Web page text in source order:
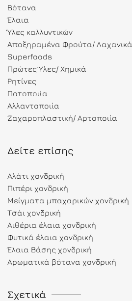
Βότανα
Έλαια
Ύλες καλλυντικών
Αποξηραμένα Φρούτα/ Λαχανικά
Superfoods
Πρώτες Ύλες/ Χημικά
Ρητίνες
Ποτοποιία
Αλλαντοποιία
Ζαχαροπλαστική/ Αρτοποιία
Δείτε επίσης
Αλάτι χονδρική
Πιπέρι χονδρική
Μείγματα μπαχαρικών χονδρική
Τσάι χονδρική
Αιθέρια έλαια χονδρική
Φυτικά έλαια χονδρική
Έλαια Βάσης χονδρική
Αρωματικά βότανα χονδρική
Σχετικά